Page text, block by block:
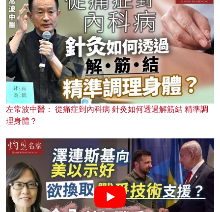
左常波中醫： 從痛症到內科病 針灸如何透過解筋結 精準調
理身體？